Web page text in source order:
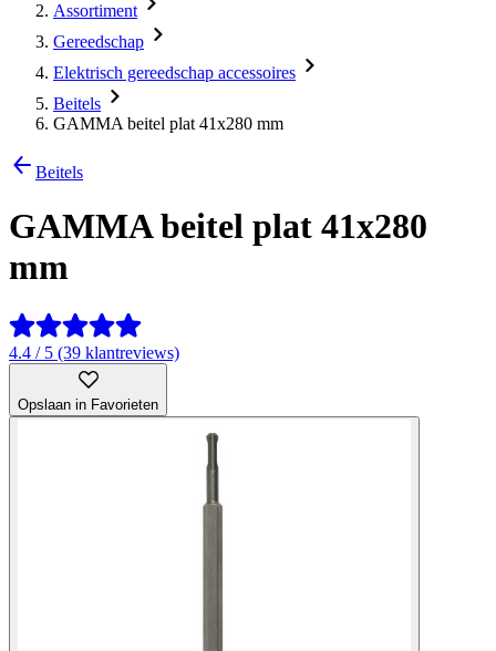
Assortiment
Gereedschap
Elektrisch gereedschap accessoires
Beitels
GAMMA beitel plat 41x280 mm
Beitels
GAMMA beitel plat 41x280
mm
4.4 / 5 (39 klantreviews)
Opslaan in Favorieten